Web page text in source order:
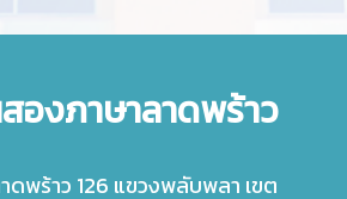
องภาษาลาดพร้าว
พร้าว 126 แขวงพลับพลา เขต